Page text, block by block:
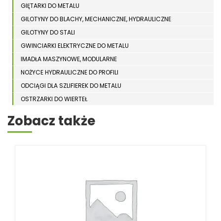
GIĘTARKI DO METALU
GILOTYNY DO BLACHY, MECHANICZNE, HYDRAULICZNE
GILOTYNY DO STALI
GWINCIARKI ELEKTRYCZNE DO METALU
IMADŁA MASZYNOWE, MODULARNE
NOŻYCE HYDRAULICZNE DO PROFILI
ODCIĄGI DLA SZLIFIEREK DO METALU
OSTRZARKI DO WIERTEŁ
PIŁY TAŚMOWE DO METALU
SZLIFIERKI DO METALU, PŁASZCZYZN
Zobacz także